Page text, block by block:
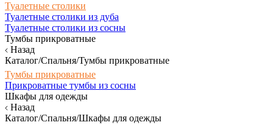
Туалетные столики
Туалетные столики из дуба
Туалетные столики из сосны
Тумбы прикроватные
Назад
Каталог/Спальня/Тумбы прикроватные
Тумбы прикроватные
Прикроватные тумбы из сосны
Шкафы для одежды
Назад
Каталог/Спальня/Шкафы для одежды